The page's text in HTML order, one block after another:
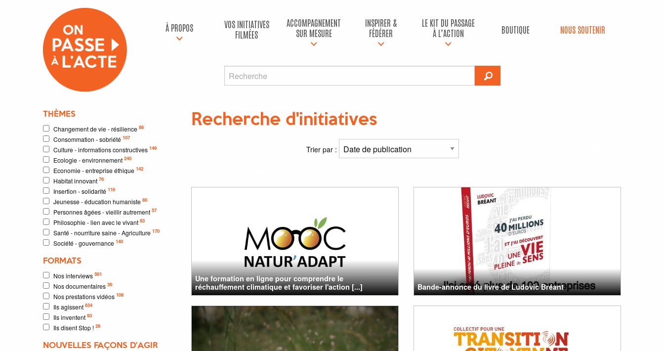
À PROPOS
VOS INITIATIVES
FILMÉES
ACCOMPAGNEMENT
SUR MESURE
INSPIRER &
FÉDÉRER
LE KIT DU PASSAGE
À L’ACTION
BOUTIQUE NOUS SOUTENIR
THÈMES
Changement de vie - résilience 86
Consommation - sobriété 107
Culture - informations constructives 149
Ecologie - environnement 240
Economie - entreprise éthique 142
Habitat innovant 76
Insertion - solidarité 116
Jeunesse - éducation humaniste 80
Personnes âgées - vieillir autrement 57
Philosophie - lien avec le vivant 83
Santé - nourriture saine - Agriculture 170
Société - gouvernance 140
FORMATS
Nos interviews 561
Nos documentaires 36
Nos prestations vidéos 108
Ils agissent 634
Ils inventent 93
Ils disent Stop ! 26
NOUVELLES FAÇONS D'AGIR
Recherche d'initiatives
Trier par :
Une formation en ligne pour comprendre le
réchauffement climatique et favoriser l'action [...]
Bande-annonce du livre de Ludovic Bréant